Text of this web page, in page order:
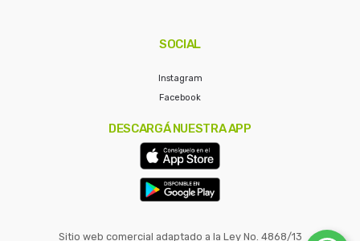
SOCIAL
Instagram
Facebook
DESCARGÁ NUESTRA APP
Sitio web comercial adaptado a la Ley No. 4868/13